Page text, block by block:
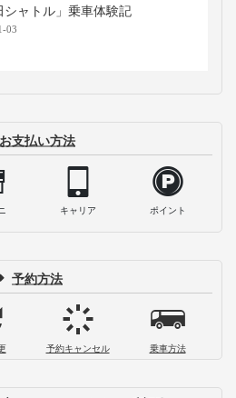
シャトル」乗車体験記
03
お支払い方法
キャリア ポイント
予約方法
予約キャンセル 乗車方法